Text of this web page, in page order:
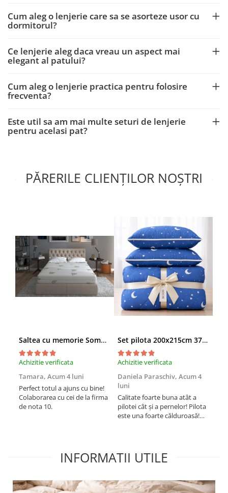
Cum aleg o lenjerie care sa se asorteze usor cu
dormitorul?
Ce lenjerie aleg daca vreau un aspect mai
elegant al patului?
Cum aleg o lenjerie practica pentru folosire
frecventa?
Este util sa am mai multe seturi de lenjerie
pentru acelasi pat?
PĂRERILE CLIENȚILOR NOȘTRI
Saltea cu memorie SomnART XXL Memory Plus 160x190, înălțime 25cm, pentru persoane supraponderale, husă Aloe Vera detașabilă, rulată, fermitate mare
Achizitie verificata
Tamara, Acum 4 luni
Perfect totul a ajuns cu bine!
Colaborarea cu cei de la firma
de nota 10.
Set pilota 200x215cm 370g cu 2 perne 50x70,albastru- PLT36
Achizitie verificata
Daniela Paraschiv, Acum 4
luni
Calitate foarte buna atât a
pilotei cât și a pernelor! Pilota
este una foarte călduroasă!
INFORMATII UTILE